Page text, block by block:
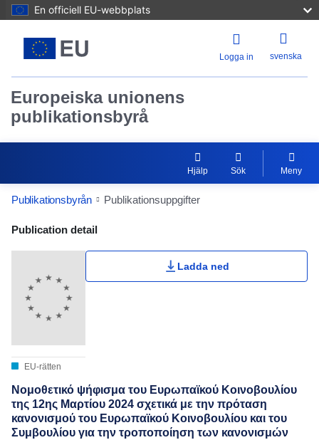
En officiell EU-webbplats
Logga in svenska
Europeiska unionens
publikationsbyrå
Hjälp Sök Meny
Publikationsbyrån Publikationsuppgifter
Publication Detail Actions Portlet
Publication detail
EU-rätten
Ladda ned
Νομοθετικό ψήφισμα του Ευρωπαϊκού Κοινοβουλίου
της 12ης Μαρτίου 2024 σχετικά με την πρόταση
κανονισμού του Ευρωπαϊκού Κοινοβουλίου και του
Συμβουλίου για την τροποποίηση των κανονισμών